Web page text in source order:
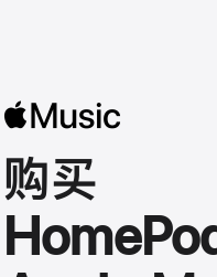
购买